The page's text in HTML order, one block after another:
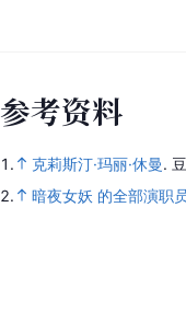
参考资料
1. 克莉斯汀·玛丽·休曼.
2.
暗夜女妖 的全部演职